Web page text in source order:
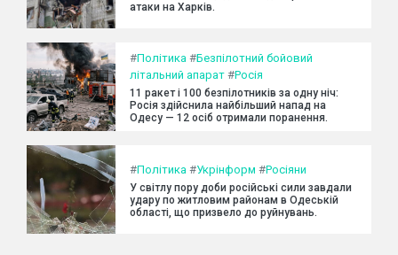
атаки на Харків.
#Політика #Безпілотний бойовий
літальний апарат #Росія
11 ракет і 100 безпілотників за одну ніч:
Росія здійснила найбільший напад на
Одесу — 12 осіб отримали поранення.
#Політика #Укрінформ #Росіяни
У світлу пору доби російські сили завдали
удару по житловим районам в Одеській
області, що призвело до руйнувань.